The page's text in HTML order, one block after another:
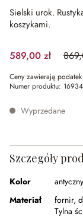
Sielski urok.
koszykami.
589,00 zł
Ceny zawierają
Numer produktu: 16934
Wyprzedane
Szczegóły
Kolor
Materiał
fornir,
Tylna